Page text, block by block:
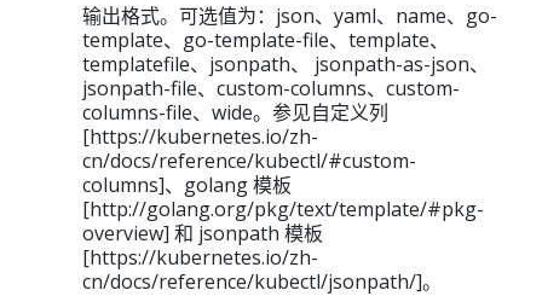
输出格式。可选值为：json、yaml、name、go-
template、go-template-file、template、
templatefile、jsonpath、 jsonpath-as-json、
jsonpath-file、custom-columns、custom-
columns-file、wide。参见自定义列
[https://kubernetes.io/zh-
cn/docs/reference/kubectl/#custom-
columns]、golang 模板
[http://golang.org/pkg/text/template/#pkg-
overview] 和 jsonpath 模板
[https://kubernetes.io/zh-
cn/docs/reference/kubectl/jsonpath/]。